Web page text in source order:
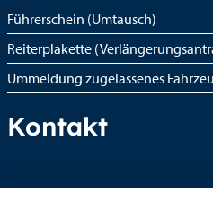
Führerschein (Umtausch)
Reiterplakette
Ummeldung zugelassenes
Kontakt